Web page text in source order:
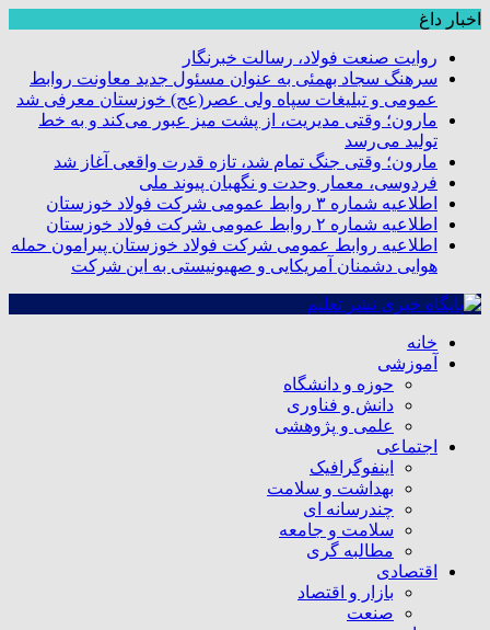
اخبار داغ
روایت صنعت فولاد،‌ رسالت خبرنگار
سرهنگ سجاد بهمئی به عنوان مسئول جدید معاونت روابط
عمومی و تبلیغات سپاه ولی عصر(عج) خوزستان معرفی شد
مارون؛ وقتی مدیریت، از پشت میز عبور می‌کند و به خط
تولید می‌رسد
مارون؛ وقتی جنگ تمام شد، تازه قدرت واقعی آغاز شد
فردوسی، معمار وحدت و نگهبان پیوند ملی
اطلاعیه شماره ۳ روابط عمومی شرکت فولاد خوزستان
اطلاعیه شماره ۲ روابط عمومی شرکت فولاد خوزستان
اطلاعیه روابط عمومی شرکت فولاد خوزستان پیرامون حمله
هوایی دشمنان آمریکایی و صهیونیستی به این شرکت
خانه
آموزشی
حوزه و دانشگاه
دانش و فناوری
علمی و پژوهشی
اجتماعی
اینفوگرافیک
بهداشت و سلامت
چندرسانه ای
سلامت و جامعه
مطالبه گری
اقتصادی
بازار و اقتصاد
صنعت